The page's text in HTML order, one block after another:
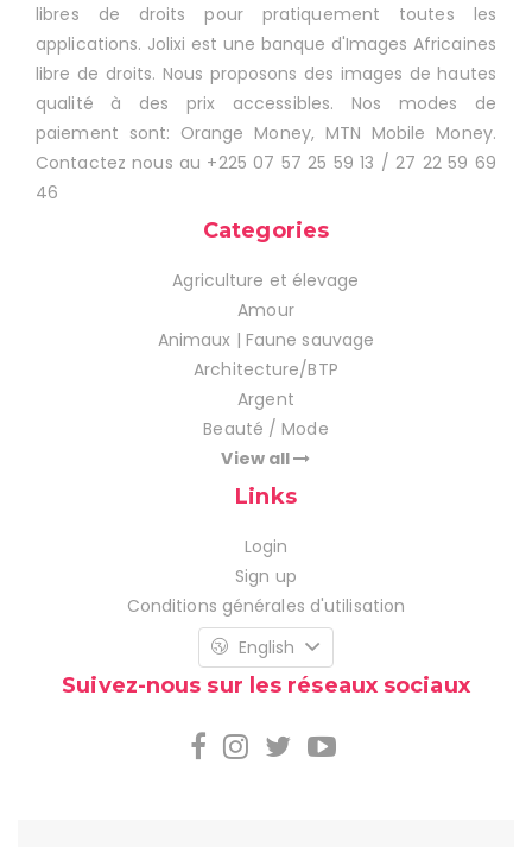
libres de droits pour pratiquement toutes les
applications. Jolixi est une banque d'Images Africaines
libre de droits. Nous proposons des images de hautes
qualité à des prix accessibles. Nos modes de
paiement sont: Orange Money, MTN Mobile Money.
Contactez nous au +225 07 57 25 59 13 / 27 22 59 69
46
Categories
Agriculture et élevage
Amour
Animaux | Faune sauvage
Architecture/BTP
Argent
Beauté / Mode
View all
Links
Login
Sign up
Conditions générales d'utilisation
English
Suivez-nous sur les réseaux sociaux